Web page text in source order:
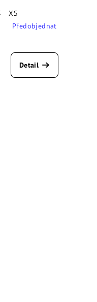
XS
Předobjednat
Detail